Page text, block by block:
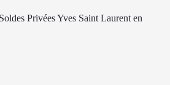
Privées Yves Saint Laurent en